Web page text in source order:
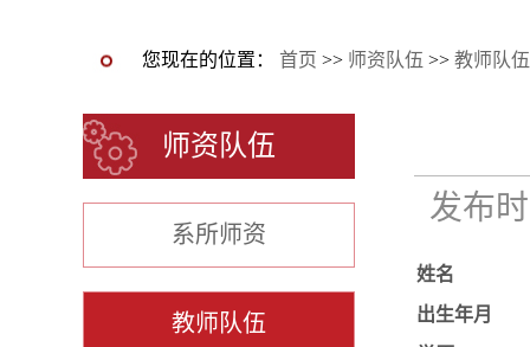
您现在的位置： 首页 >> 师资队伍 >> 教师队伍
师资队伍
系所师资
教师队伍
发布
姓名
出生年月